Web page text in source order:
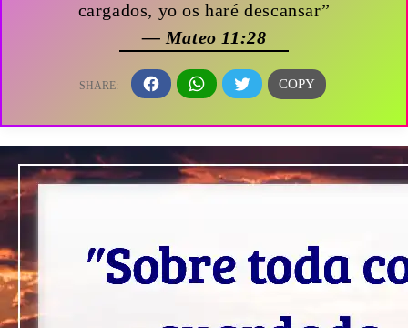
cargados, yo os haré descansar”
— Mateo 11:28